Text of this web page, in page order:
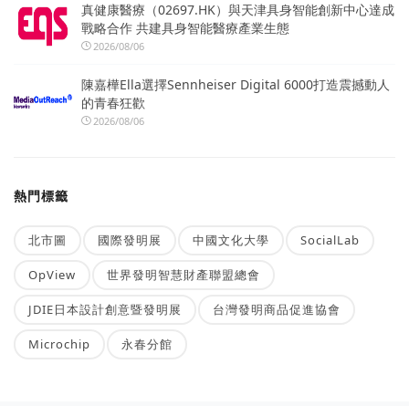
真健康醫療（02697.HK）與天津具身智能創新中心達成
戰略合作 共建具身智能醫療產業生態
2026/08/06
陳嘉樺Ella選擇Sennheiser Digital 6000打造震撼動人
的青春狂歡
2026/08/06
熱門標籤
北市圖 國際發明展 中國文化大學 SocialLab
OpView 世界發明智慧財產聯盟總會
JDIE日本設計創意暨發明展 台灣發明商品促進協會
Microchip 永春分館